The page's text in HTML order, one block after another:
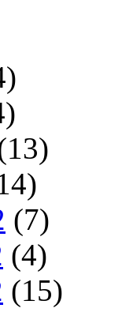
(7)
(4)
(15)